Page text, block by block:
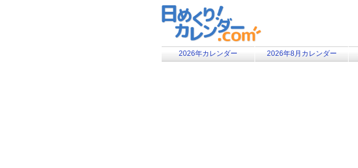
2026年カレンダー 2026年8月カレンダー